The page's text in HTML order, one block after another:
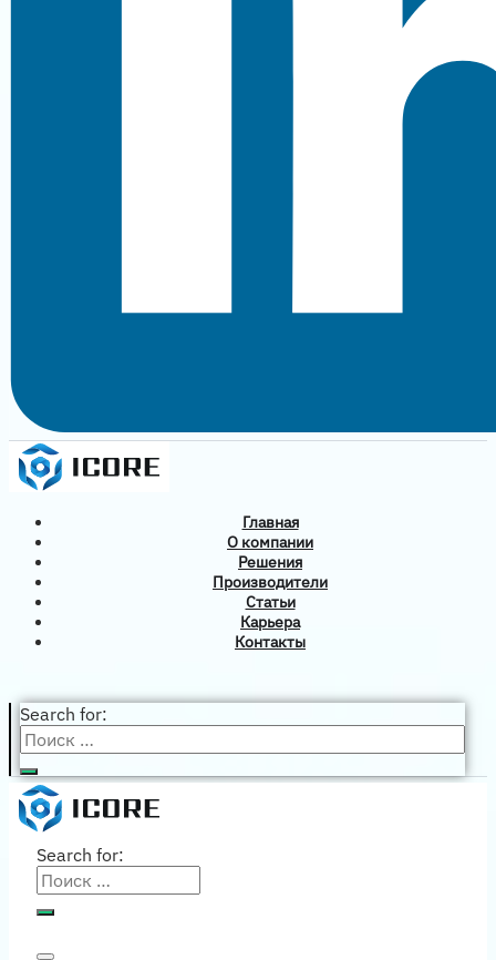
Главная
О компании
Решения
Производители
Статьи
Карьера
Контакты
Search for:
Search for: